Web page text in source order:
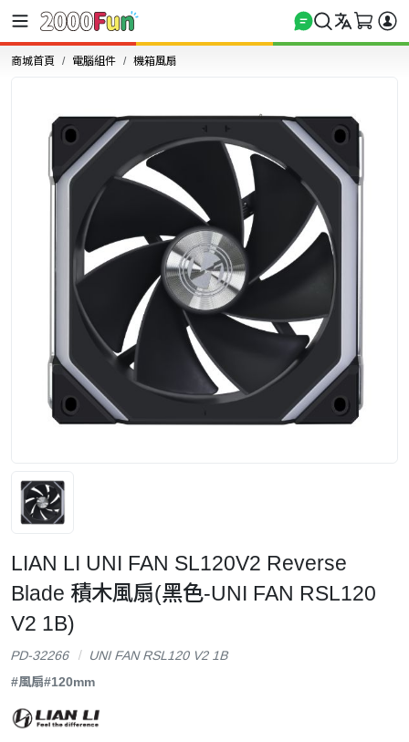
商城首頁 電腦組件 機箱風扇
LIAN LI UNI FAN SL120V2 Reverse
Blade 積木風扇(黑色-UNI FAN RSL120
V2 1B)
PD-32266
UNI FAN RSL120 V2 1B
#風扇#120mm